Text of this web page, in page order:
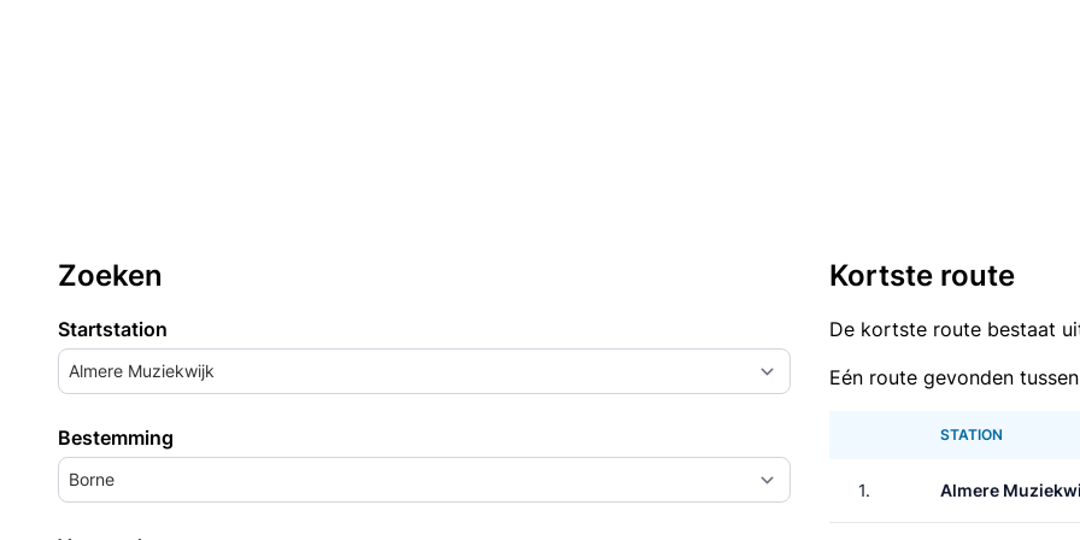
Zoeken
Startstation
Almere Muziekwijk
Bestemming
Borne
Kortste route
De kortste route bestaat
Eén route gevonden
STATION
1. Almere